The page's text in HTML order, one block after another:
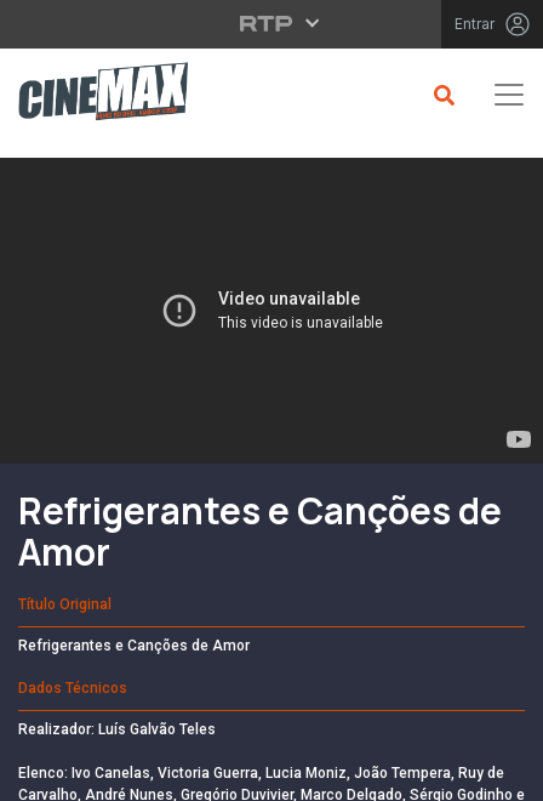
Saltar para o conteúdo principal Entrar
Filme em Cartaz
Refrigerantes e Canções de
Amor
Título Original
Refrigerantes e Canções de Amor
Dados Técnicos
Realizador: Luís Galvão Teles
Elenco: Ivo Canelas, Victoria Guerra, Lucia Moniz, João Tempera, Ruy de
Carvalho, André Nunes, Gregório Duvivier, Marco Delgado, Sérgio Godinho e